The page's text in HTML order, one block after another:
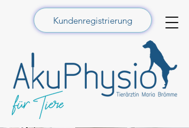
Kundenregistrierung